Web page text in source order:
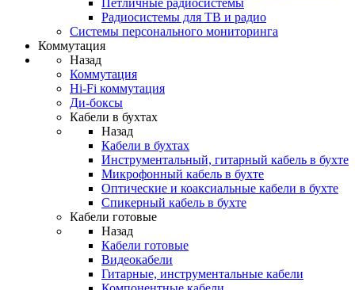
Петличные радиосистемы
Радиосистемы для ТВ и радио
Системы персонального мониторинга
Коммутация
Назад
Коммутация
Hi-Fi коммутация
Ди-боксы
Кабели в бухтах
Назад
Кабели в бухтах
Инструментальный, гитарный кабель в бухте
Микрофонный кабель в бухте
Оптические и коаксиальные кабели в бухте
Спикерный кабель в бухте
Кабели готовые
Назад
Кабели готовые
Видеокабели
Гитарные, инструментальные кабели